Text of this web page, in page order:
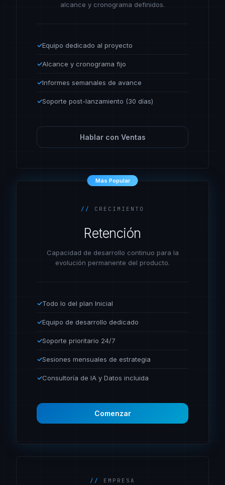
alcance y cronograma definidos.
✓Equipo dedicado al proyecto
✓Alcance y cronograma fijo
✓Informes semanales de avance
✓Soporte post-lanzamiento (30 días)
Hablar con Ventas
Más Popular
// CRECIMIENTO
Retención
Capacidad de desarrollo continuo para la
evolución permanente del producto.
✓Todo lo del plan Inicial
✓Equipo de desarrollo dedicado
✓Soporte prioritario 24/7
✓Sesiones mensuales de estrategia
✓Consultoría de IA y Datos incluida
Comenzar
// EMPRESA